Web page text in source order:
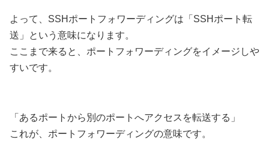
よって、SSHポートフォワーディングは「SSHポート転
送」という意味になります。
ここまで来ると、ポートフォワーディングをイメージしや
すいです。
「あるポートから別のポートへアクセスを転送する」
これが、ポートフォワーディングの意味です。